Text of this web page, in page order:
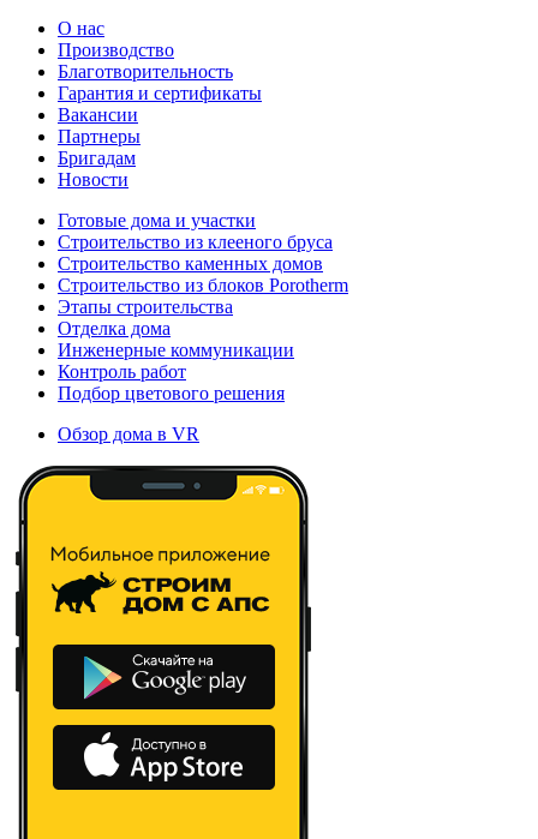
О нас
Производство
Благотворительность
Гарантия и сертификаты
Вакансии
Партнеры
Бригадам
Новости
Готовые дома и участки
Строительство из клееного бруса
Строительство каменных домов
Строительство из блоков Porotherm
Этапы строительства
Отделка дома
Инженерные коммуникации
Контроль работ
Подбор цветового решения
Обзор дома в VR